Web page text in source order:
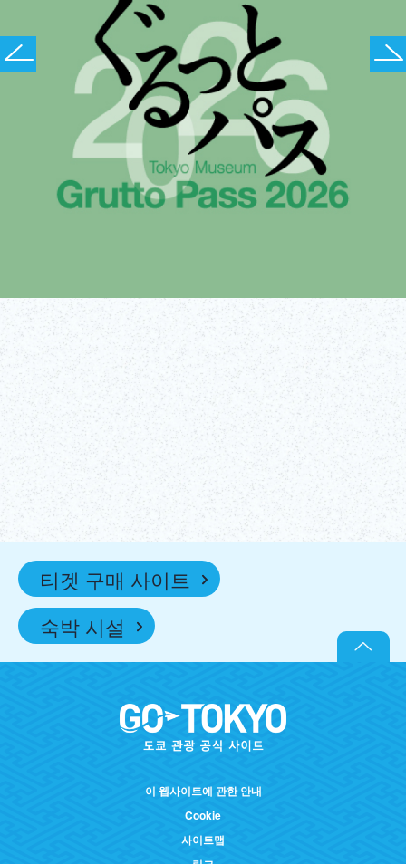
자세히 알아보기! (외부 링크)
티겟 구매 사이트
숙박 시설
이 웹사이트에 관한 안내
Cookie
사이트맵